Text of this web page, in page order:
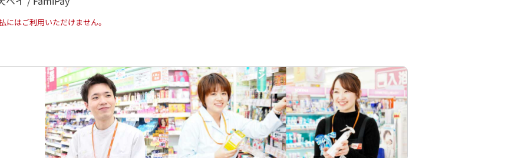
はご利用いただけません。